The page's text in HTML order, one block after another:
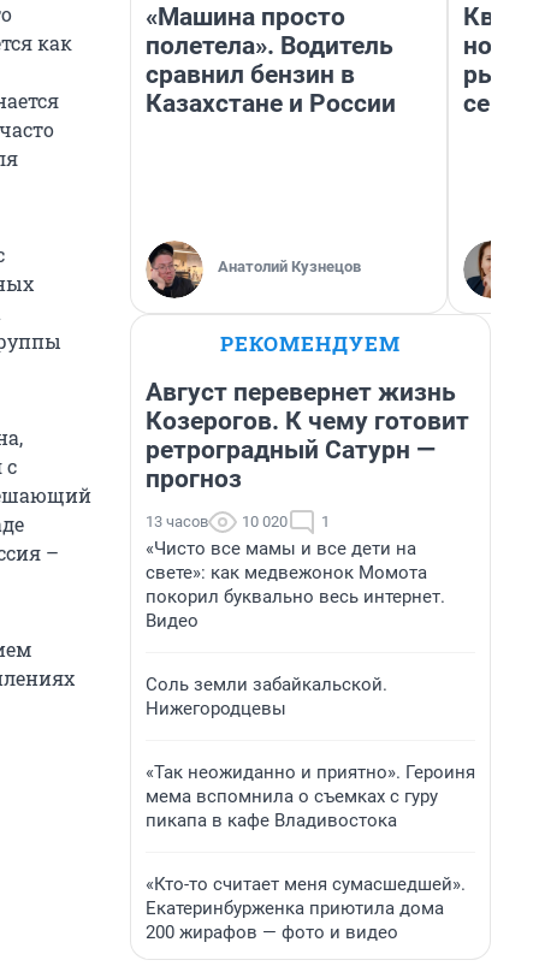
как
с
–
«Машина просто
полетела». Водитель
сравнил бензин в
Казахстане и России
Анатолий Кузнецов
но
РЕКОМЕНДУЕМ
Август перевернет жизнь
Козерогов. К чему готовит
ретроградный Сатурн —
прогноз
13 часов 10 020 1
«Чисто все мамы и все дети на
свете»: как медвежонок Момота
покорил буквально весь интернет.
Видео
Соль земли забайкальской.
Нижегородцевы
«Так неожиданно и приятно». Героиня
мема вспомнила о съемках с гуру
пикапа в кафе Владивостока
«Кто-то считает меня сумасшедшей».
Екатеринбурженка приютила дома
200 жирафов — фото и видео